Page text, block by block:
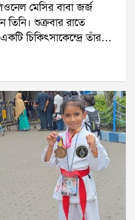
মেসির বাবা জর্জ
তিনি। শুক্রবার রাতে
চিকিৎসাকেন্দ্রে তাঁর
তরফে নিশ্চিত করা
নেমে এসেছে ফুটবল
বাবা ছিলেন না, ছেলের
ছিলেন। মেসির
ছিলেন জর্জ। ছেলের
থেকেই তাঁকে এগিয়ে
নিয়েছিলেন তিনি।
হাতেখড়ি হয়েছিল
যুব দলে খেলার সময় তাঁর
জন্য হরমোনের
পরিস্থিতিতে ছেলের